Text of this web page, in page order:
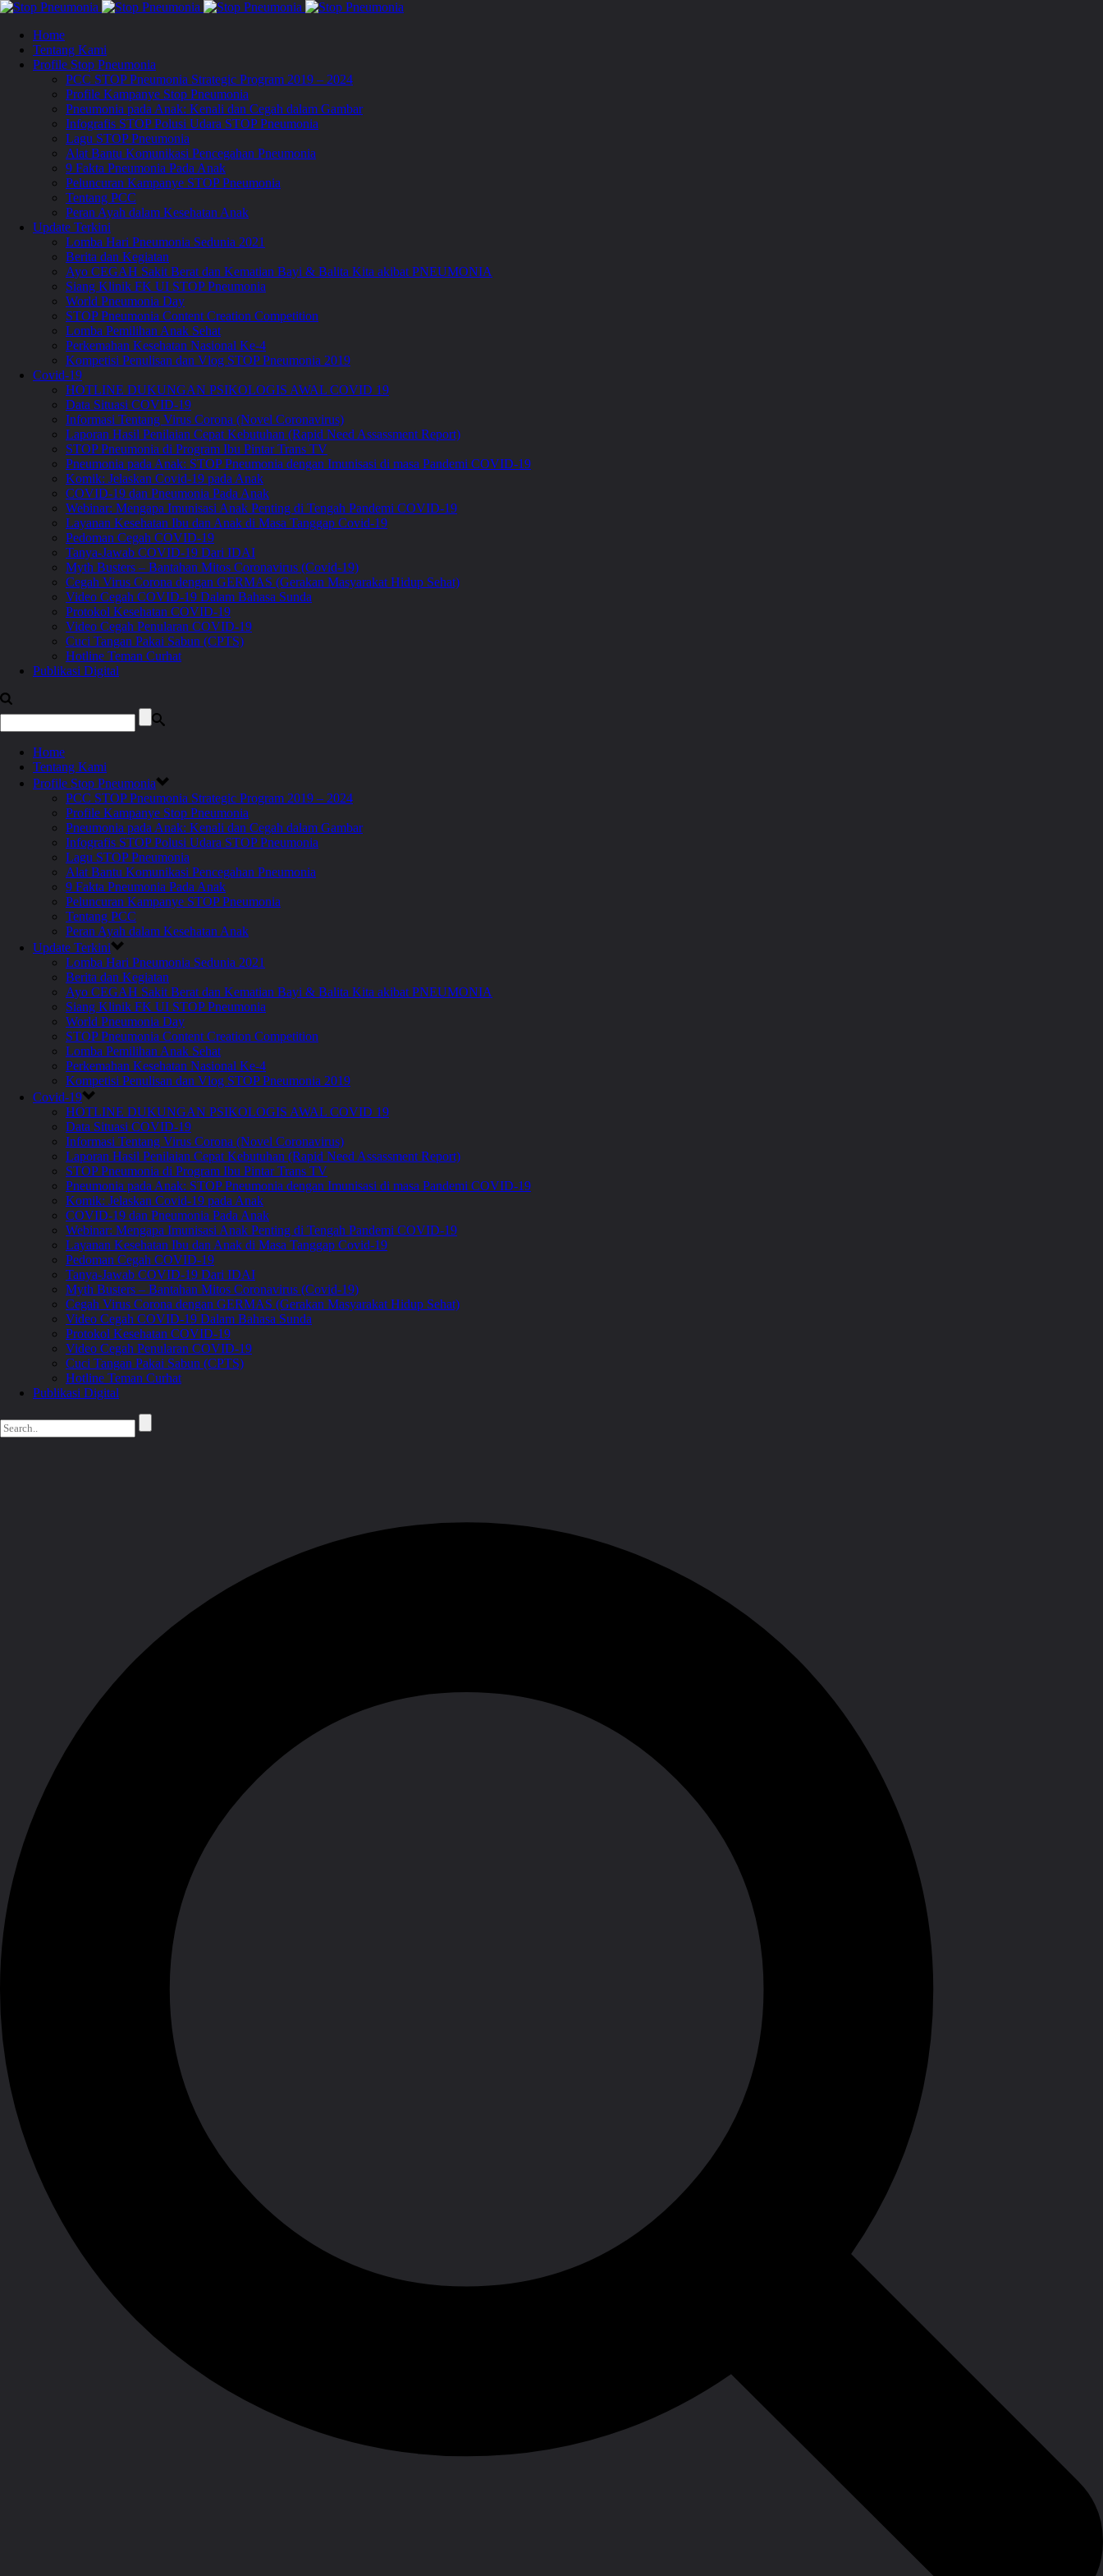
Home
Tentang Kami
Profile Stop Pneumonia
PCC STOP Pneumonia Strategic Program 2019 – 2024
Profile Kampanye Stop Pneumonia
Pneumonia pada Anak: Kenali dan Cegah dalam Gambar
Infografis STOP Polusi Udara STOP Pneumonia
Lagu STOP Pneumonia
Alat Bantu Komunikasi Pencegahan Pneumonia
9 Fakta Pneumonia Pada Anak
Peluncuran Kampanye STOP Pneumonia
Tentang PCC
Peran Ayah dalam Kesehatan Anak
Update Terkini
Lomba Hari Pneumonia Sedunia 2021
Berita dan Kegiatan
Ayo CEGAH Sakit Berat dan Kematian Bayi & Balita Kita akibat PNEUMONIA
Siang Klinik FK UI STOP Pneumonia
World Pneumonia Day
STOP Pneumonia Content Creation Competition
Lomba Pemilihan Anak Sehat
Perkemahan Kesehatan Nasional Ke-4
Kompetisi Penulisan dan Vlog STOP Pneumonia 2019
Covid-19
HOTLINE DUKUNGAN PSIKOLOGIS AWAL COVID 19
Data Situasi COVID-19
Informasi Tentang Virus Corona (Novel Coronavirus)
Laporan Hasil Penilaian Cepat Kebutuhan (Rapid Need Assassment Report)
STOP Pneumonia di Program Ibu Pintar Trans TV
Pneumonia pada Anak: STOP Pneumonia dengan Imunisasi di masa Pandemi COVID-19
Komik: Jelaskan Covid-19 pada Anak
COVID-19 dan Pneumonia Pada Anak
Webinar: Mengapa Imunisasi Anak Penting di Tengah Pandemi COVID-19
Layanan Kesehatan Ibu dan Anak di Masa Tanggap Covid-19
Pedoman Cegah COVID-19
Tanya-Jawab COVID-19 Dari IDAI
Myth Busters – Bantahan Mitos Coronavirus (Covid-19)
Cegah Virus Corona dengan GERMAS (Gerakan Masyarakat Hidup Sehat)
Video Cegah COVID-19 Dalam Bahasa Sunda
Protokol Kesehatan COVID-19
Video Cegah Penularan COVID-19
Cuci Tangan Pakai Sabun (CPTS)
Hotline Teman Curhat
Publikasi Digital
Home
Tentang Kami
Profile Stop Pneumonia
PCC STOP Pneumonia Strategic Program 2019 – 2024
Profile Kampanye Stop Pneumonia
Pneumonia pada Anak: Kenali dan Cegah dalam Gambar
Infografis STOP Polusi Udara STOP Pneumonia
Lagu STOP Pneumonia
Alat Bantu Komunikasi Pencegahan Pneumonia
9 Fakta Pneumonia Pada Anak
Peluncuran Kampanye STOP Pneumonia
Tentang PCC
Peran Ayah dalam Kesehatan Anak
Update Terkini
Lomba Hari Pneumonia Sedunia 2021
Berita dan Kegiatan
Ayo CEGAH Sakit Berat dan Kematian Bayi & Balita Kita akibat PNEUMONIA
Siang Klinik FK UI STOP Pneumonia
World Pneumonia Day
STOP Pneumonia Content Creation Competition
Lomba Pemilihan Anak Sehat
Perkemahan Kesehatan Nasional Ke-4
Kompetisi Penulisan dan Vlog STOP Pneumonia 2019
Covid-19
HOTLINE DUKUNGAN PSIKOLOGIS AWAL COVID 19
Data Situasi COVID-19
Informasi Tentang Virus Corona (Novel Coronavirus)
Laporan Hasil Penilaian Cepat Kebutuhan (Rapid Need Assassment Report)
STOP Pneumonia di Program Ibu Pintar Trans TV
Pneumonia pada Anak: STOP Pneumonia dengan Imunisasi di masa Pandemi COVID-19
Komik: Jelaskan Covid-19 pada Anak
COVID-19 dan Pneumonia Pada Anak
Webinar: Mengapa Imunisasi Anak Penting di Tengah Pandemi COVID-19
Layanan Kesehatan Ibu dan Anak di Masa Tanggap Covid-19
Pedoman Cegah COVID-19
Tanya-Jawab COVID-19 Dari IDAI
Myth Busters – Bantahan Mitos Coronavirus (Covid-19)
Cegah Virus Corona dengan GERMAS (Gerakan Masyarakat Hidup Sehat)
Video Cegah COVID-19 Dalam Bahasa Sunda
Protokol Kesehatan COVID-19
Video Cegah Penularan COVID-19
Cuci Tangan Pakai Sabun (CPTS)
Hotline Teman Curhat
Publikasi Digital